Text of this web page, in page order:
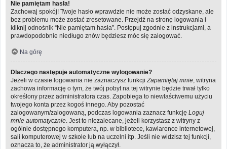
Nie pamiętam hasła!
Zachowaj spokój! Twoje hasło wprawdzie nie może zostać odzyskane, ale
bez problemu może zostać zresetowane. Przejdź na stronę logowania i
kliknij odnośnik “Nie pamiętam hasła”. Postępuj zgodnie z instrukcjami, a
prawdopodobnie niedługo znów będziesz móc się zalogować.
Na górę
Dlaczego następuje automatyczne wylogowanie?
Jeżeli w czasie logowania nie zaznaczysz funkcji Zapamiętaj mnie , witryna
zachowa informację o tym, że twój pobyt na tej witrynie będzie trwał tylko
określony przez administratora czas. Zapobiega to niewłaściwemu użyciu
twojego konta przez kogoś innego. Aby pozostać
zalogowanym/zalogowaną, podczas logowania zaznacz funkcję Loguj
mnie automatycznie . Jest to niezalecane, jeżeli korzystasz z witryny z
ogólnie dostępnego komputera, np. w bibliotece, kawiarence internetowej,
sali komputerowej w szkole lub na uczelni itp. Jeśli nie widzisz tej funkcji,
oznacza to, że administrator ją wyłączył.